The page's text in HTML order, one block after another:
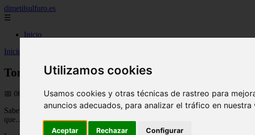
Utilizamos cookies
Usamos cookies y otras técnicas de rastreo para
anuncios adecuados, para analizar el tráfico en
Aceptar Rechazar Configurar
dimetilsulfuro.es
☰
Inicio
Inicio
Tomates modificados para tratar la hipertensión
📅 06/08/2025
Sabemos que algunos alimentos tienen propiedades medicinales. Pero, ¿y si
que… ya se está haciendo eso.